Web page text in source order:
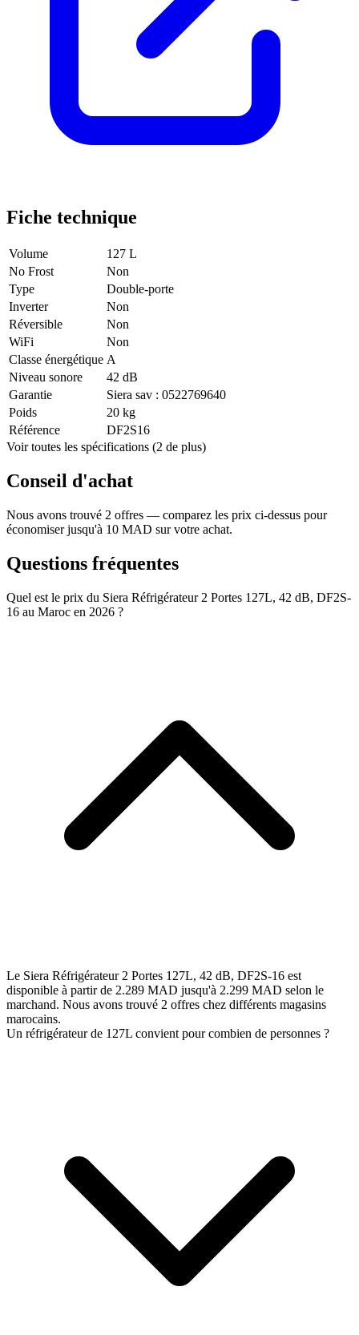
Fiche technique
Volume
127 L
No Frost
Non
Type
Double-porte
Inverter
Non
Réversible
Non
WiFi
Non
Classe énergétique A
Niveau sonore
42 dB
Garantie
Siera sav : 0522769640
Poids
20 kg
Référence
DF2S16
Voir toutes les spécifications (2 de plus)
Conseil d'achat
Nous avons trouvé 2 offres — comparez les prix ci-dessus pour
économiser jusqu'à 10 MAD sur votre achat.
Questions fréquentes
Quel est le prix du Siera Réfrigérateur 2 Portes 127L, 42 dB, DF2S-
16 au Maroc en 2026 ?
Le Siera Réfrigérateur 2 Portes 127L, 42 dB, DF2S-16 est
disponible à partir de 2.289 MAD jusqu'à 2.299 MAD selon le
marchand. Nous avons trouvé 2 offres chez différents magasins
marocains.
Un réfrigérateur de 127L convient pour combien de personnes ?